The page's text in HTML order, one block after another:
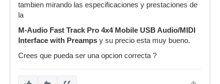
tambien mirando las especificaciones y prestaciones de
la
M-Audio Fast Track Pro 4x4 Mobile USB Audio/MIDI
Interface with Preamps y su precio esta muy bueno.
Crees que pueda ser una opcion correcta ?